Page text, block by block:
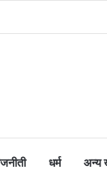
एमओयू सुशासन, नीति
धर्म अन्य